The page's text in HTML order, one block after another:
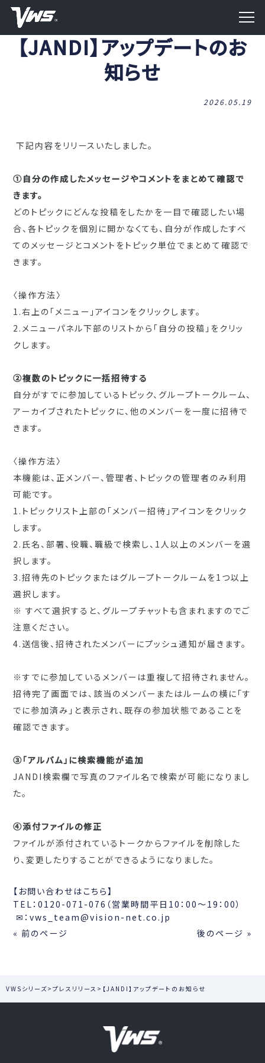
【JANDI】アップデートのお
知らせ
2026.05.19
下記内容をリリースいたしました。
①自分の作成したメッセージやコメントをまとめて確認で
きます。
どのトピックにどんな投稿をしたかを一目で確認したい場
合、各トピックを個別に開かなくても、 自分が作成したすべ
てのメッセージとコメントをトピック単位でま とめて確認で
きます。
〈操作方法〉
1.右上の「メニュー」アイコンをクリックします。
2.メニューパネル下部のリストから「自分の投稿」 をクリッ
クします。
②複数のトピックに一括招待する
自分がすでに参加しているトピック、グループトークルーム、
アーカイブされたトピックに、他のメンバーを一度に招待で
きます。
〈操作方法〉
本機能は、正メンバー、管理者、 トピックの管理者のみ利用
可能です。
1.トピックリスト上部の「メンバー招待」アイコンをクリック
します。
2.氏名、部署、役職、職級で検索し、 1人以上のメンバーを選
択します。
3.招待先のトピックまたはグループトークルームを1つ以上
選択します。
※ すべて選択すると、 グループチャットも含まれますのでご
注意ください。
4.送信後、招待されたメンバーにプッシュ通知が届きます。
※すでに参加しているメンバーは重複して招待されません。
招待完了画面では、該当のメンバーまたはルームの横に「す
でに参加済み」と表示され、既存の参加状態であることを
確認できます。
③「アルバム」に検索機能が追加
JANDI検索欄で写真のファイル名で検索が可能になりまし
た。
④添付ファイルの修正
ファイルが添付されているトークからファイルを削除した
り、変更したりすることができるようになりました。
【お問い合わせはこちら】
TEL：0120-071-076（営業時間平日10：00～19：00）
✉：vws_team@vision-net.co.jp
« 前のページ
後のページ »
VWSシリーズ> プレスリリース > 【JANDI】アップデートのお知らせ